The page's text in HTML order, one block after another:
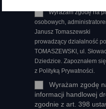
Wyrażam zgodę na
osobowych,
Janusz Tomaszewski
prowadzący działalność
TOMASZEWSKI, ul.
Dziedzice. Zapoznałem się
z Polityką Prywatności.
Wyrażam zgodę
informacji handlowej
zgodnie z art. 398